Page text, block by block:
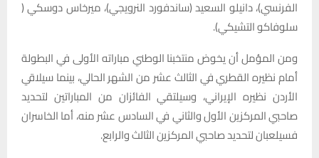
الفرنسي)، دانيلو السعيد (ساندفورد النرويجي)، ميرخاس دوسكي (
سلوفاكو التشيكي).
ومن المؤمل أن يخوض منتخبنا الوطني مباراته الأولى في البطولة
أمام نظيره القطري في الثالث عشر من الشهر الحالي، بينما سيلاقي
الأردن نظيره الإيراني، وسيلتقي الفائزان من المباراتين لتحديد
صاحبي المركزين الأول والثاني في السادس عشر منه، أما الخاسران
فسيلعبان لتحديد صاحبي المركزين الثالث والرابع.